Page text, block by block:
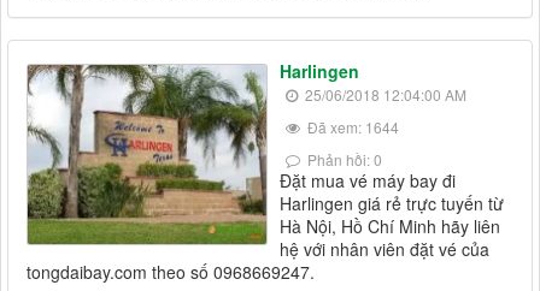
Harlingen
25/06/2018 12:04:00 AM
Đã xem: 1644
Phản hồi: 0
Đặt mua vé máy bay đi
Harlingen giá rẻ trực tuyến từ
Hà Nội, Hồ Chí Minh hãy liên
hệ với nhân viên đặt vé của
tongdaibay.com theo số 0968669247.